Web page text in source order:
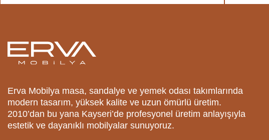
Erva Mobilya masa, sandalye ve yemek odası takımlarında
modern tasarım, yüksek kalite ve uzun ömürlü üretim.
2010’dan bu yana Kayseri’de profesyonel üretim anlayışıyla
estetik ve dayanıklı mobilyalar sunuyoruz.